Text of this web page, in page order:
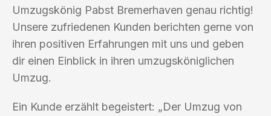
Umzugskönig Pabst Bremerhaven genau richtig!
Unsere zufriedenen Kunden berichten gerne von
ihren positiven Erfahrungen mit uns und geben
dir einen Einblick in ihren umzugsköniglichen
Umzug.
Ein Kunde erzählt begeistert: „Der Umzug von